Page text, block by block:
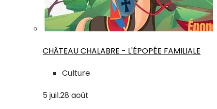
CHÂTEAU CHALABRE - L'ÉPOPÉE FAMILIALE
Culture
5 juil.28 août